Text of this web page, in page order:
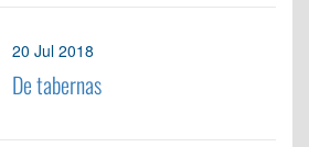
20 Jul 2018
De tabernas